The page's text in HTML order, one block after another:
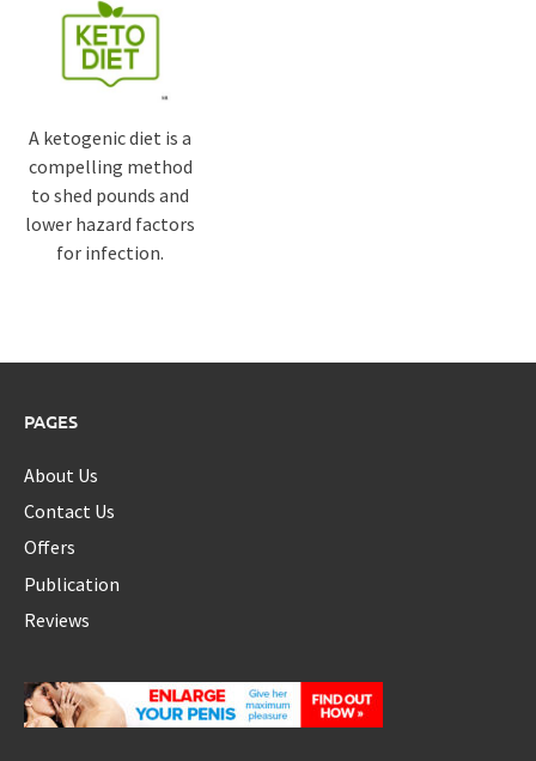
A ketogenic diet is a
compelling method
to shed pounds and
lower hazard factors
for infection.
PAGES
About Us
Contact Us
Offers
Publication
Reviews